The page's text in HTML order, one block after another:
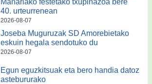
40. urteurrenean
2026-08-07
Joseba Muguruzak SD Amorebietako
eskuin hegala sendotuko du
2026-08-07
Egun eguzkitsuak eta bero handia datoz
astebururako